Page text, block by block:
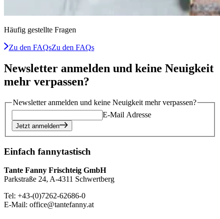
Häufig gestellte Fragen
Zu den FAQsZu den FAQs
Newsletter anmelden und keine Neuigkeit
mehr verpassen?
Newsletter anmelden und keine Neuigkeit mehr verpassen?
E-Mail Adresse
Jetzt anmelden
Einfach fannytastisch
Tante Fanny Frischteig GmbH
Parkstraße 24, A-4311 Schwertberg
Tel: +43-(0)7262-62686-0
E-Mail: office@tantefanny.at